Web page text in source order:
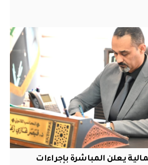
يعلن المباشرة بإجراءات